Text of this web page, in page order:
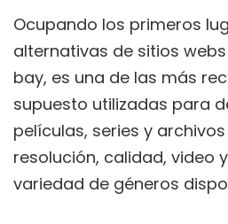
Ocupando los primeros
alternativas de sitios
bay, es una de las más
supuesto utilizadas para
películas, series y
resolución, calidad, video
variedad de géneros